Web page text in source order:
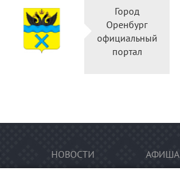
Город
Оренбург
официальный
портал
НОВОСТИ АФИША